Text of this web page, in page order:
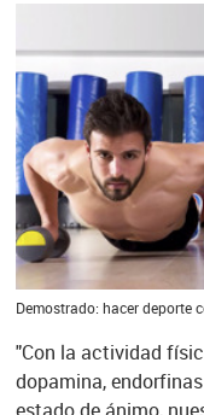
Demostrado: hacer deporte
"Con la actividad
dopamina,